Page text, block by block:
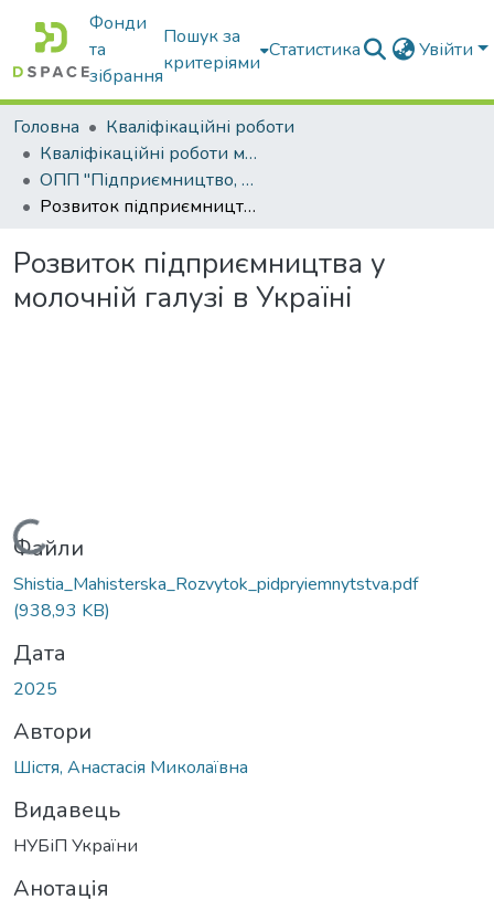
Фонди
та
зібрання
Пошук за
критеріями
Статистика Увійти
Головна
Кваліфікаційні роботи
Кваліфікаційні роботи магістрів
ОПП "Підприємництво, торгівля та біржова діяльність"
Розвиток підприємництва у молочній галузі в Україні
Розвиток підприємництва у
молочній галузі в Україні
Вантажиться...
Файли
Shistia_Mahisterska_Rozvytok_pidpryiemnytstva.pdf
(938,93 KB)
Дата
2025
Автори
Шістя, Анастасія Миколаївна
Видавець
НУБіП України
Анотація